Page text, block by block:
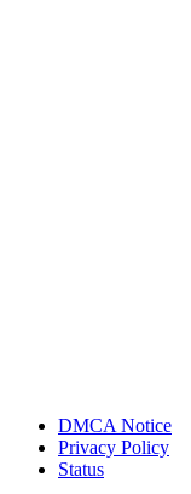
DMCA Notice
Privacy Policy
Status